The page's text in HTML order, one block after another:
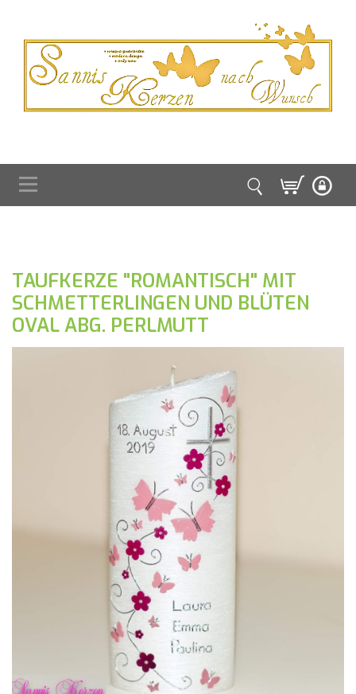
TAUFKERZE "ROMANTISCH" MIT
SCHMETTERLINGEN UND BLÜTEN
OVAL ABG. PERLMUTT